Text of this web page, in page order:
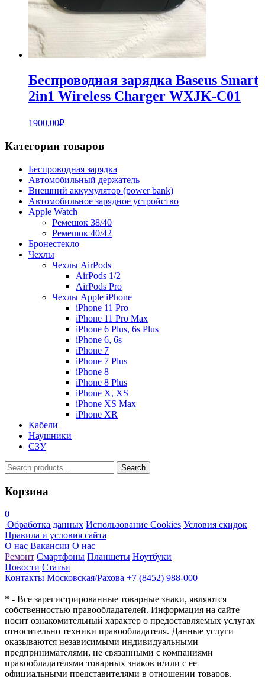
Беспроводная зарядка Baseus Smart
2in1 Wireless Charger WXJK-C01
1900,00₽
Категории товаров
Беспроводная зарядка
Автомобильный держатель
Внешний аккумулятор (power bank)
Автомобильное зарядное устройство
Apple Watch
Ремешок 38/40
Ремешок 40/42
Бронестекло
Чехлы
Чехлы AirPods
AirPods 1/2
AirPods Pro
Чехлы Apple iPhone
iPhone 11 Pro
iPhone 11 Pro Max
iPhone 6 Plus, 6s Plus
iPhone 6, 6s
iPhone 7
iPhone 7 Plus
iPhone 8
iPhone 8 Plus
iPhone X, XS
iPhone XS Max
iPhone XR
Кабели
Наушники
СЗУ
Search
for:
Search
Корзина
0
Обработка данных Использование Cookies Условия скидок
Правила и условия сайта
О нас Вакансии О нас
Ремонт Смартфоны Планшеты Ноутбуки
Новости Статьи
Контакты Московская/Рахова +7 (8452) 988-000
* - Все зарегистрированные товарные знаки, являются
собственностью правообладателей. Информация на сайте
носит ознакомительный характер о предоставляемых услугах
относительно техники правообладателя. Данные услуги
оказываются независимыми индивидуальными
предпринимателями, не связанными с компаниями
правообладателями товарных знаков и/или с ее
официальными представителями в отношении товаров,